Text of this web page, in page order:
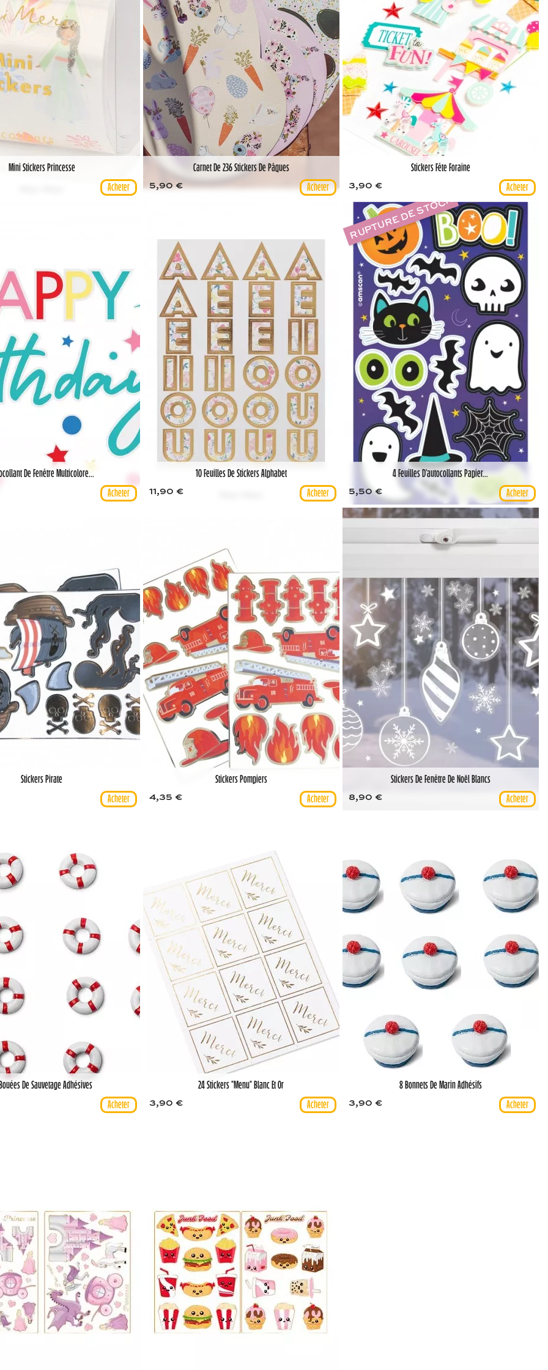
Mini Stickers Princesse Carnet De 236 Stickers De Pâques
5,90 €
Stickers Fête Foraine
3,90 €
De Fenêtre Multicolore... 10 Feuilles De Stickers Alphabet
11,90 €
4 Feuilles D'autocollants Papier...
5,50 €
RUPTURE DE STOCK
Stickers Pirate Stickers Pompiers
4,35 €
Stickers De Fenêtre De Noël Blancs
8,90 €
De Sauvetage Adhésives 24 Stickers "Menu" Blanc Et Or
3,90 €
8 Bonnets De Marin Adhésifs
3,90 €